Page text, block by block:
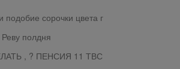
подобие сорочки цвета г
полдня
, ? ПЕНСИЯ 11 ТВС